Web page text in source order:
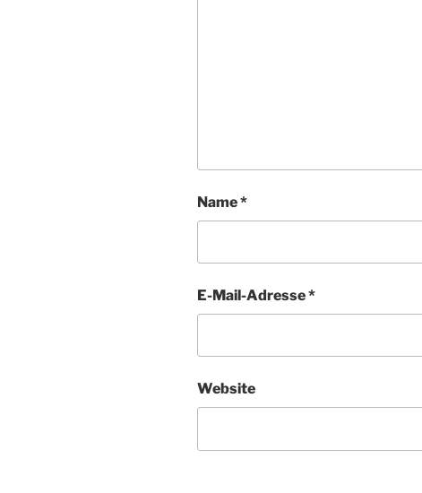
Name*
E-Mail-Adresse*
Website